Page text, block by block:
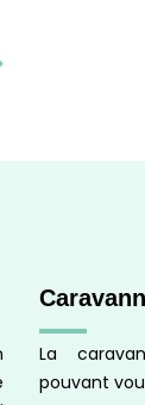
La
pouvant